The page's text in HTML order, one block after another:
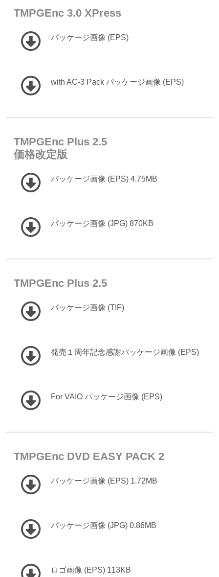
TMPGEnc 3.0 XPress
パッケージ画像 (EPS)
with AC-3 Pack パッケージ画像 (EPS)
TMPGEnc Plus 2.5
価格改定版
パッケージ画像 (EPS) 4.75MB
パッケージ画像 (JPG) 870KB
TMPGEnc Plus 2.5
パッケージ画像 (TIF)
発売１周年記念感謝パッケージ画像 (EPS)
For VAIO パッケージ画像 (EPS)
TMPGEnc DVD EASY PACK 2
パッケージ画像 (EPS) 1.72MB
パッケージ画像 (JPG) 0.86MB
ロゴ画像 (EPS) 113KB